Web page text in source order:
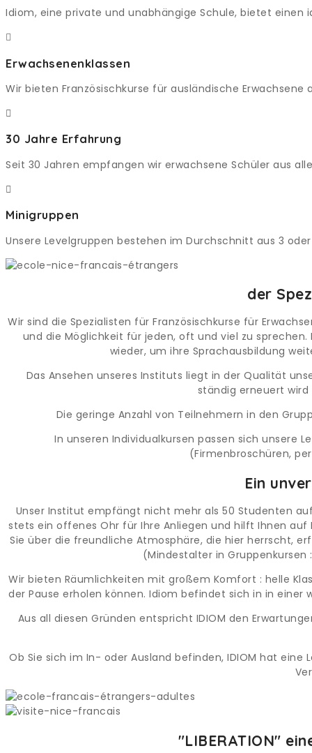
Idiom, eine private und unabhängige Schule, bietet einen
Erwachsenenklassen
Wir bieten Französischkurse für ausländische Erwachsene
30 Jahre Erfahrung
Seit 30 Jahren empfangen wir erwachsene Schüler aus
Minigruppen
Unsere Levelgruppen bestehen im Durchschnitt aus 3
der
Wir sind die Spezialisten für Französischkurse für
und die Möglichkeit für jeden, oft und viel zu
wieder, um ihre Sprachausbildung
Das Ansehen unseres Instituts liegt in der Qualität
ständig erneuert
Die geringe Anzahl von Teilnehmern in den
In unseren Individualkursen passen sich unsere
(Firmenbroschüren,
Ein
Unser Institut empfängt nicht mehr als 50 Studenten
stets ein offenes Ohr für Ihre Anliegen und hilft Ihnen auf
Sie über die freundliche Atmosphäre, die hier herrscht,
(Mindestalter in Gruppenkursen
Wir bieten Räumlichkeiten mit großem Komfort : helle
der Pause erholen können. Idiom befindet sich in in einer
Aus all diesen Gründen entspricht IDIOM den
Ob Sie sich im In- oder Ausland befinden, IDIOM hat eine
"LIBERATION"